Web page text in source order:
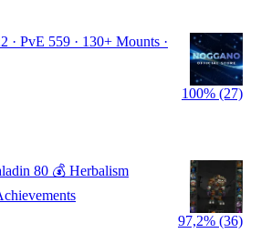
· PvE 559 · 130+ Mounts ·
100% (27)
80 💰 Herbalism
97,2% (36)